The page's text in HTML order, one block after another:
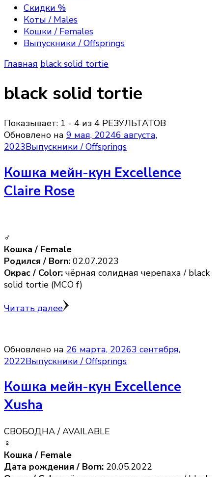
Excellence, Maine Coon kittens
породы мейн—кун, полюбоваться их красотой,
получить полезную информацию об их
содержании, зарезервировать или приобрести
котёнка породы мейн кун, на условиях Договора
Скидки %
Коты / Males
Кошки / Females
Выпускники / Offsprings
Главная black solid tortie
black solid tortie
Показывает: 1 - 4 из 4 РЕЗУЛЬТАТОВ
Обновлено на 9 мая, 20246 августа,
2023Выпускники / Offsprings
Кошка мейн-кун Excellence
Claire Rose
♂
Кошка / Female
Родился / Born: 02.07.2023
Окрас / Color: чёрная солидная черепаха / black
solid tortie (MCO f)
Читать далее
Обновлено на 26 марта, 20263 сентября,
2022Выпускники / Offsprings
Кошка мейн-кун Excellence
Xusha
СВОБОДНА / AVAILABLE
♀️
Кошка / Female
Дата рождения / Born: 20.05.2022